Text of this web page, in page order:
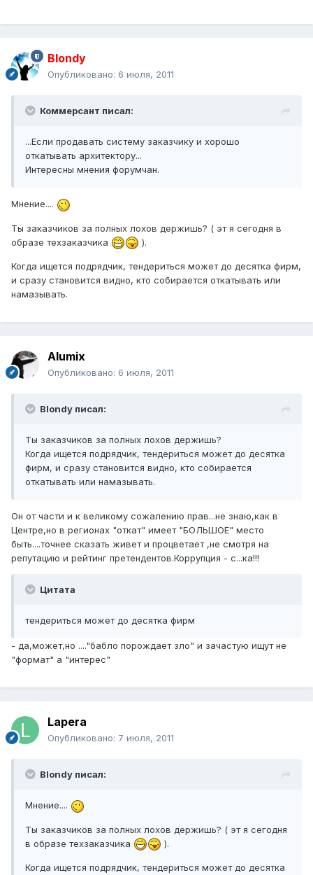
Blondy
Опубликовано: 6 июля, 2011
Коммерсант писал:
...Если продавать систему заказчику и хорошо
откатывать архитектору...
Интересны мнения форумчан.
Мнение....
Ты заказчиков за полных лохов держишь? ( эт я сегодня в
образе техзаказчика
).
Когда ищется подрядчик, тендериться может до десятка фирм,
и сразу становится видно, кто собирается откатывать или
намазывать.
Alumix
Опубликовано: 6 июля, 2011
Blondy писал:
Ты заказчиков за полных лохов держишь?
Когда ищется подрядчик, тендериться может до десятка
фирм, и сразу становится видно, кто собирается
откатывать или намазывать.
Он от части и к великому сожалению прав...не знаю,как в
Центре,но в регионах "откат" имеет "БОЛЬШОЕ" место
быть....точнее сказать живет и процветает ,не смотря на
репутацию и рейтинг претендентов.Коррупция - с...ка!!!
Цитата
тендериться может до десятка фирм
- да,может,но ...."бабло порождает зло" и зачастую ищут не
"формат" а "интерес"
Lapera
Опубликовано: 7 июля, 2011
Blondy писал:
Мнение....
Ты заказчиков за полных лохов держишь? ( эт я сегодня
в образе техзаказчика
).
Когда ищется подрядчик, тендериться может до десятка